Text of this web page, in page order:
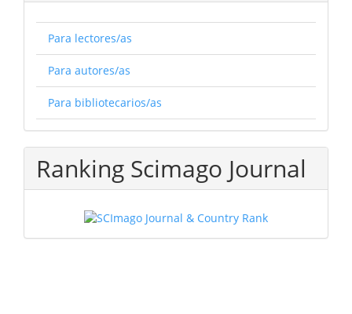
Para lectores/as
Para autores/as
Para bibliotecarios/as
Ranking Scimago Journal